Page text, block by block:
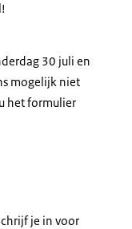
30 juli en
mogelijk niet
het formulier
je in voor